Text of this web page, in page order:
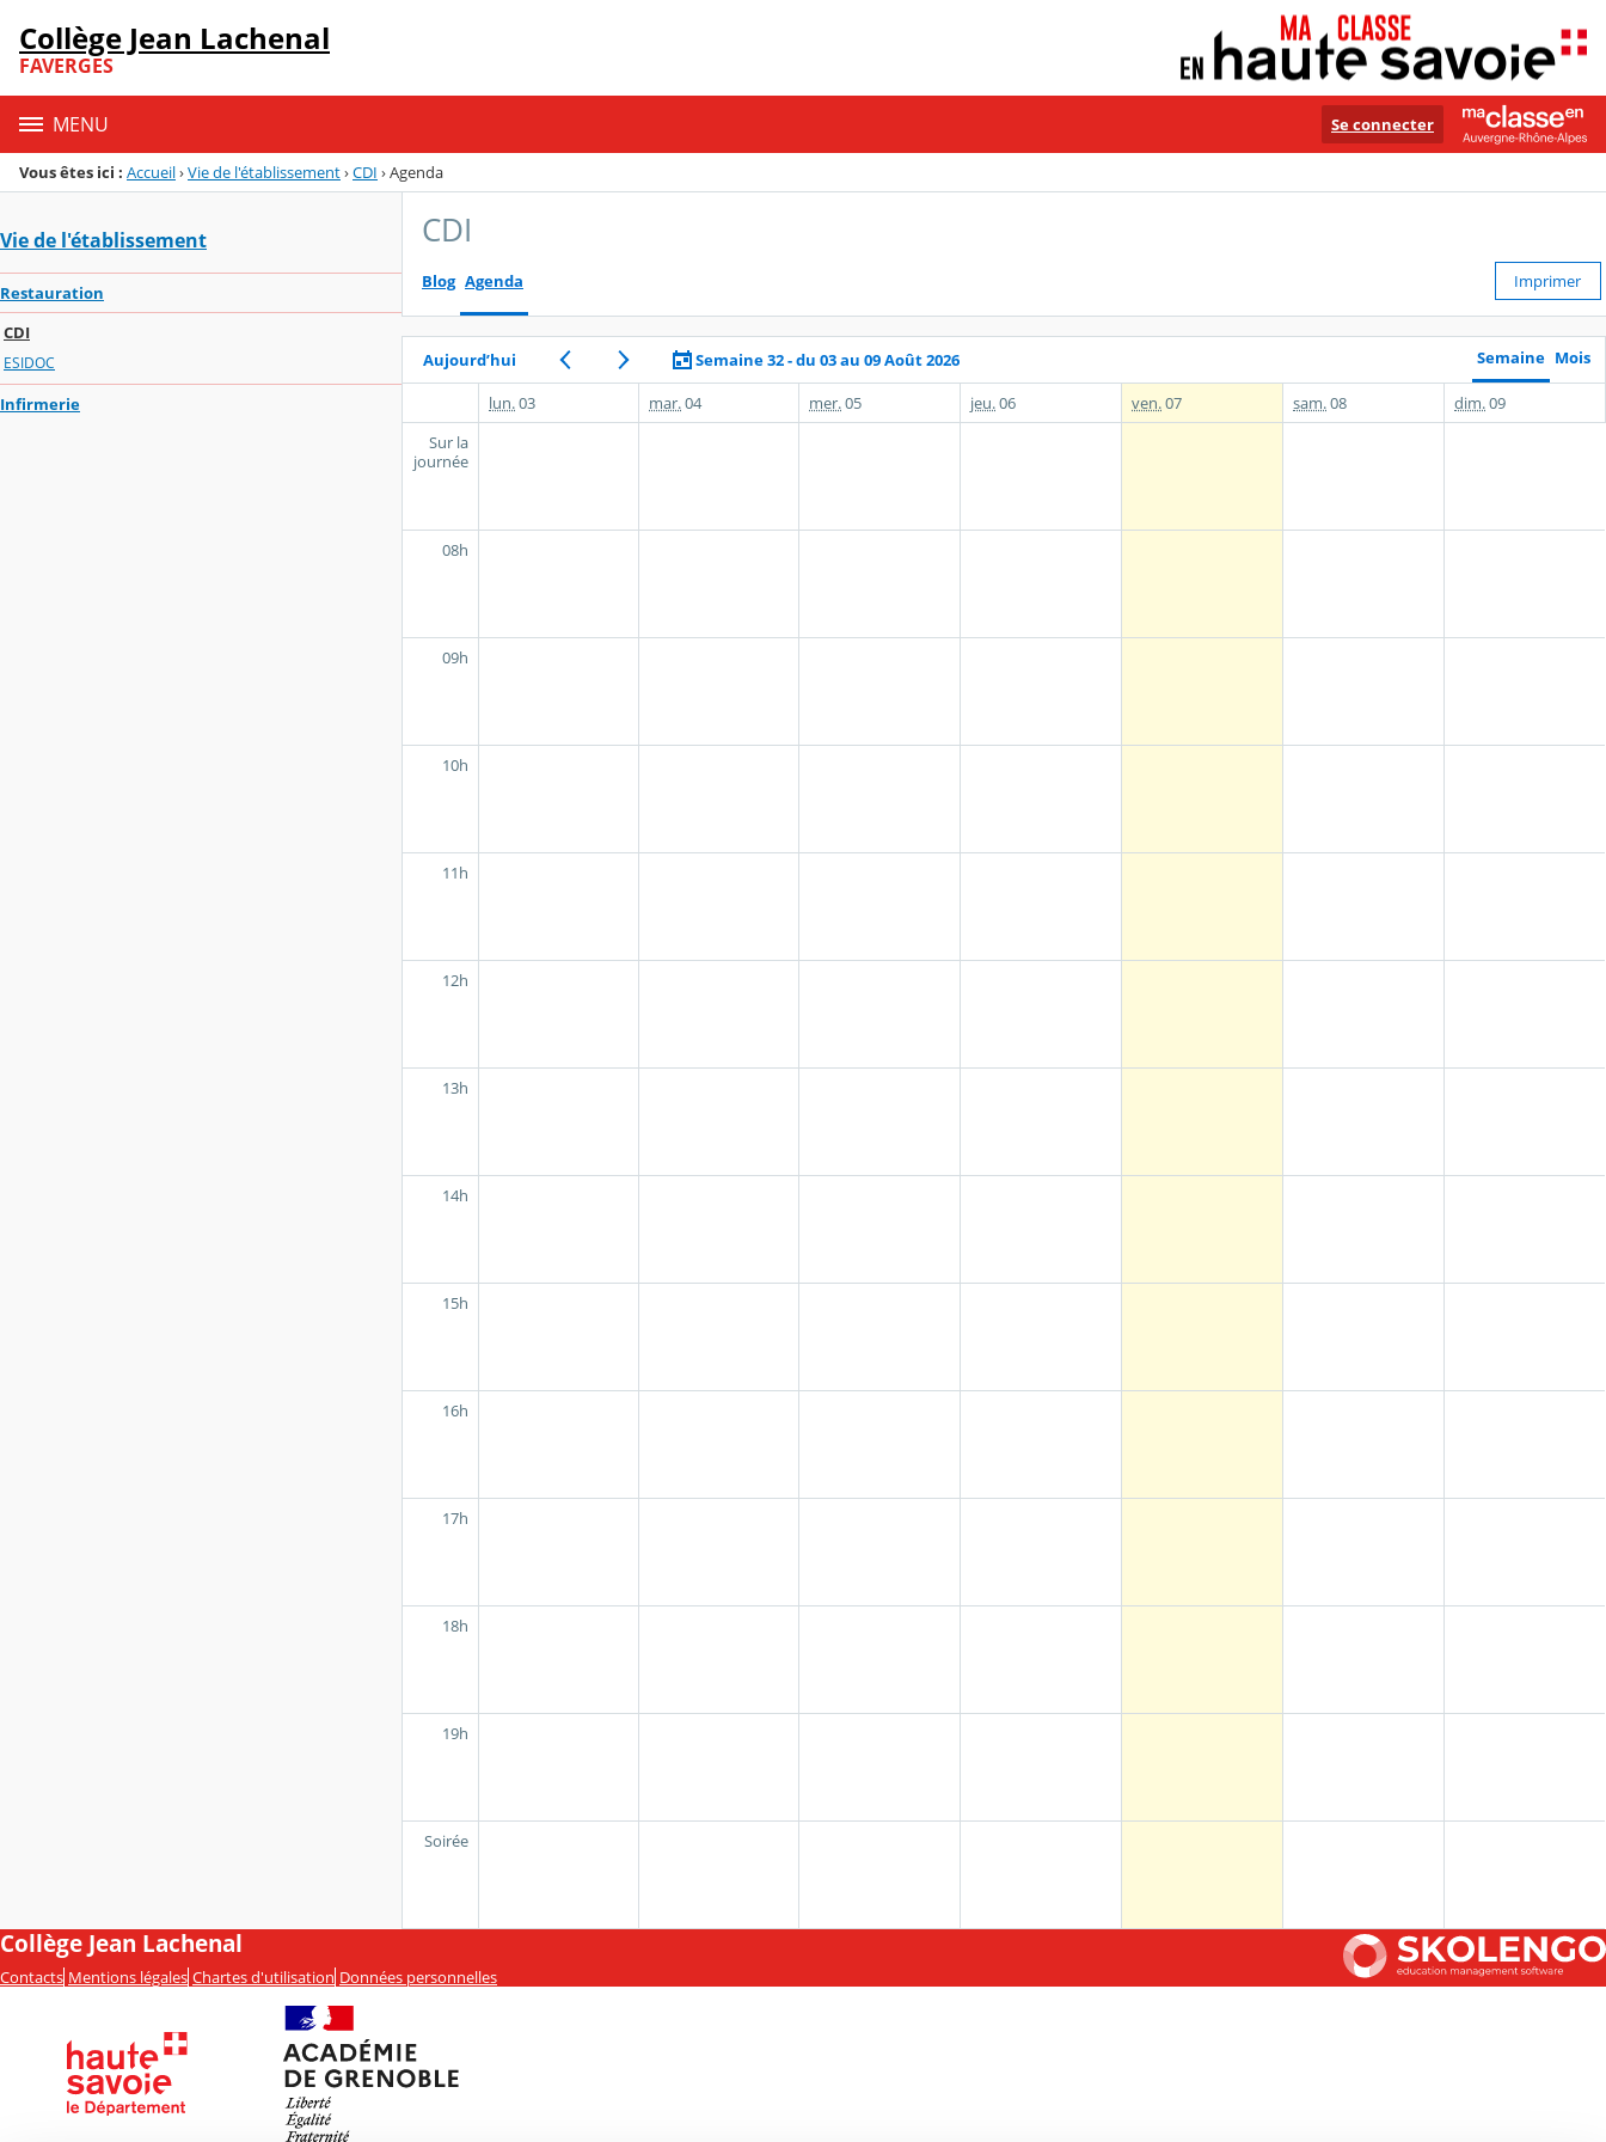
Menu de la rubrique
Contenu
Collège Jean Lachenal
FAVERGES
MENU Se connecter
Vous êtes ici : Accueil›Vie de l'établissement›CDI ›Agenda
Vie de l'établissement
Restauration
CDI
ESIDOC
Infirmerie
CDI
Blog Agenda Imprimer
Aujourd’hui Semaine 32 - du 03 au 09 Août 2026 Semaine Mois
lun.03 mar.04 mer.05 jeu.06 ven.07 sam.08 dim.09
Sur la
journée
08h
09h
10h
11h
12h
13h
14h
15h
16h
17h
18h
19h
Soirée
Collège Jean Lachenal
Contacts Mentions légales Chartes d'utilisation Données personnelles